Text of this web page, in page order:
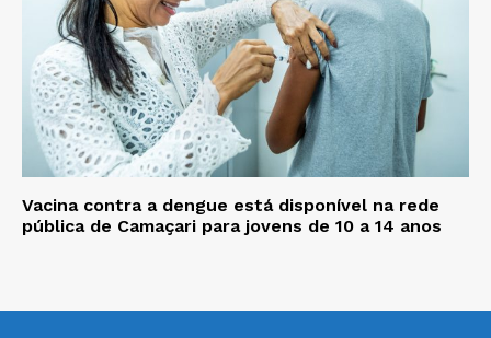
Vacina contra a dengue está disponível na rede
pública de Camaçari para jovens de 10 a 14 anos